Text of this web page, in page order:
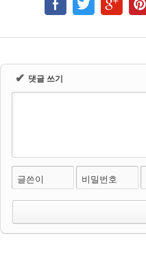
✔ 댓글 쓰기
글쓴이 비밀번호